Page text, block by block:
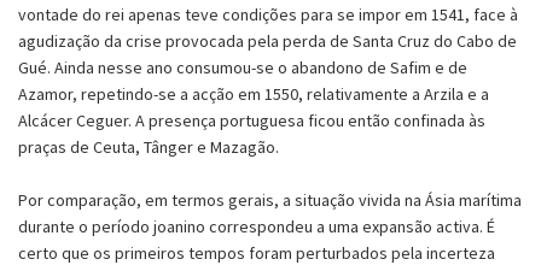
vontade do rei apenas teve condições para se impor em 1541, face à
agudização da crise provocada pela perda de Santa Cruz do Cabo de
Gué. Ainda nesse ano consumou-se o abandono de Safim e de
Azamor, repetindo-se a acção em 1550, relativamente a Arzila e a
Alcácer Ceguer. A presença portuguesa ficou então confinada às
praças de Ceuta, Tânger e Mazagão.
Por comparação, em termos gerais, a situação vivida na Ásia marítima
durante o período joanino correspondeu a uma expansão activa. É
certo que os primeiros tempos foram perturbados pela incerteza